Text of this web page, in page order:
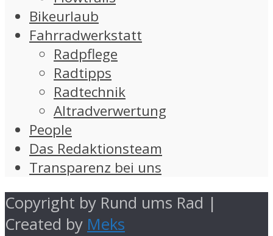
Bikeurlaub
Fahrradwerkstatt
Radpflege
Radtipps
Radtechnik
Altradverwertung
People
Das Redaktionsteam
Transparenz bei uns
Copyright by Rund ums Rad |
Created by Meks